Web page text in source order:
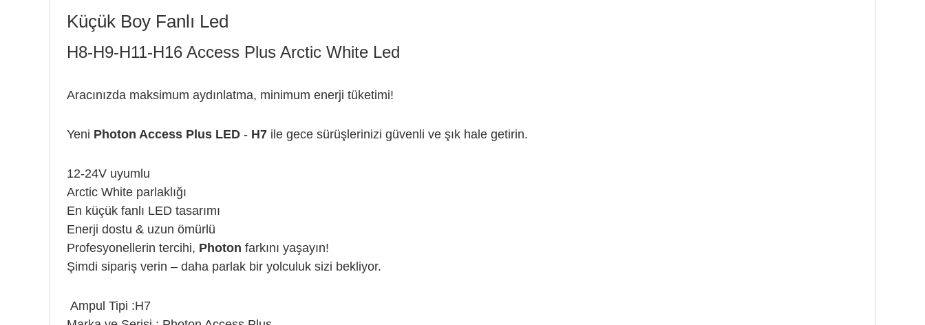
Küçük Boy Fanlı Led
H8-H9-H11-H16 Access Plus Arctic White Led
Aracınızda maksimum aydınlatma, minimum enerji tüketimi!
Yeni Photon Access Plus LED - H7 ile gece sürüşlerinizi güvenli ve şık hale getirin.
12-24V uyumlu
Arctic White parlaklığı
En küçük fanlı LED tasarımı
Enerji dostu & uzun ömürlü
Profesyonellerin tercihi, Photon farkını yaşayın!
Şimdi sipariş verin – daha parlak bir yolculuk sizi bekliyor.
Ampul Tipi :H7